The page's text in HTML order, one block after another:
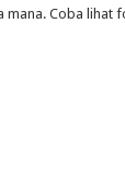
mana. Coba lihat